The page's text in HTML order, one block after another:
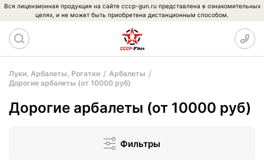
Вся лицензионная продукция на сайте cccp-gun.ru представлена в ознакомительных
целях, и не может быть приобретена дистанционным способом.
Луки, Арбалеты, Рогатки
Арбалеты
Дорогие арбалеты (от 10000 руб)
Дорогие арбалеты (от 10000 руб)
Фильтры